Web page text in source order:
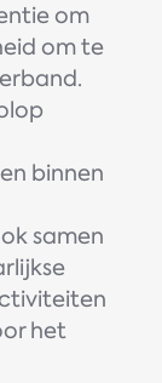
om
om te
binnen
samen
het